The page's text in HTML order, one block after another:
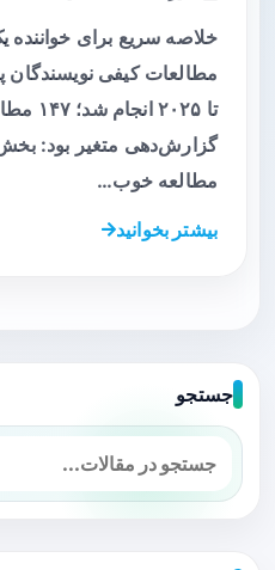
خلاصه سریع برای خواننده
تا
گزارش‌دهی متغیر بود:
مطالعه خوب…
بیشتر بخوانید
جستجو